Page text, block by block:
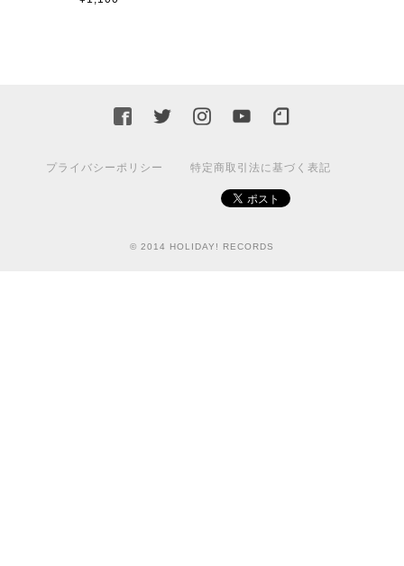
プライバシーポリシー 特定商取引法に基づく表記
© 2014 HOLIDAY! RECORDS